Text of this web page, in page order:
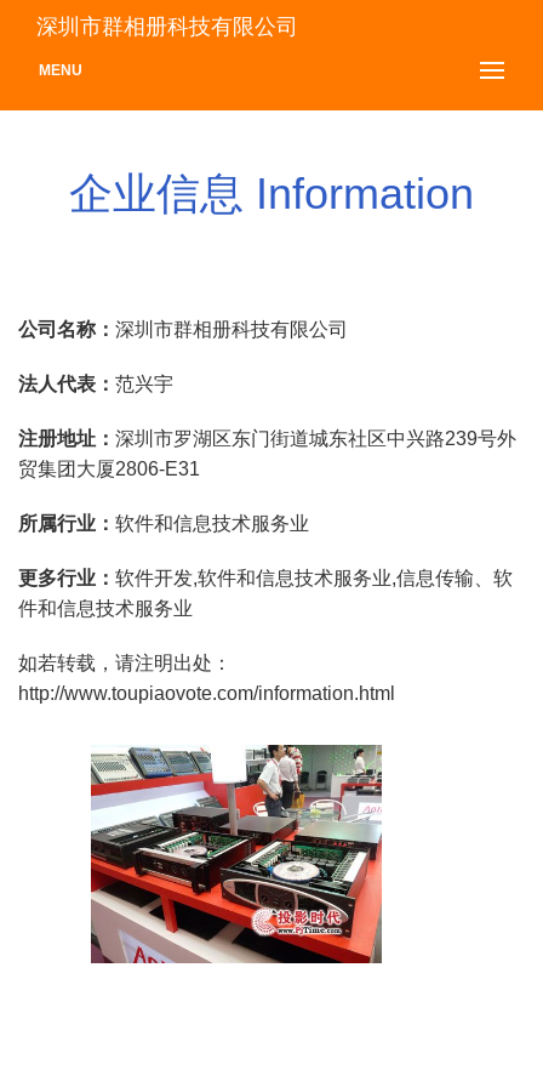
深圳市群相册科技有限公司
MENU
企业信息 Information
公司名称： 深圳市群相册科技有限公司
法人代表： 范兴宇
注册地址： 深圳市罗湖区东门街道城东社区中兴路239号外
贸集团大厦2806-E31
所属行业： 软件和信息技术服务业
更多行业： 软件开发,软件和信息技术服务业,信息传输、软
件和信息技术服务业
如若转载，请注明出处：
http://www.toupiaovote.com/information.html